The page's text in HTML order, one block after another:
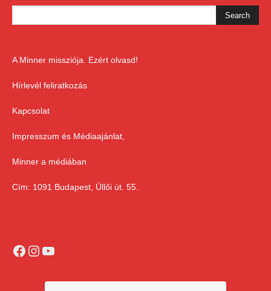
A Minner missziója. Ezért olvasd!
Hírlevél feliratkozás
Kapcsolat
Impresszum és Médiaajánlat,
Minner a médiában
Cím: 1091 Budapest, Üllői út. 55.
Facebook
Instagram
YouTube